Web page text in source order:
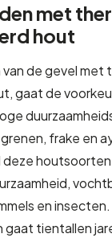
met
hout
de gevel met
gaat de
frake en
deze
en
gaat tientallen